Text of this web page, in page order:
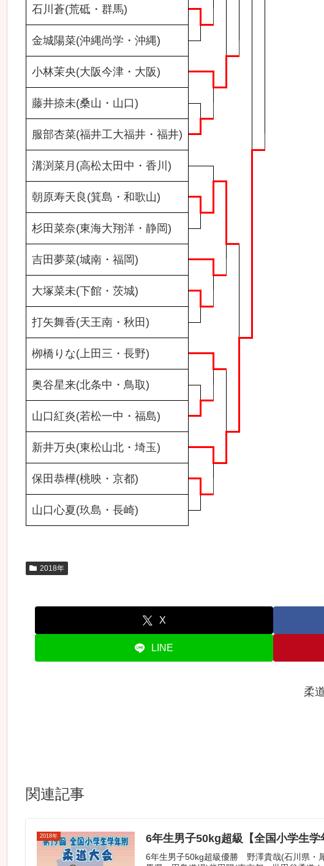
石川蒼(荒砥・群馬)
金城陽菜(沖縄尚学・沖縄)
小林茉央(大阪今津・大阪)
藤井捺未(桑山・山口)
服部杏菜(福井工大福井・福井)
溝渕菜月(高松太田中・香川)
朝原寿天良(箕島・和歌山)
杉田菜奈(東海大翔洋・静岡)
吉田夢菜(城南・福岡)
大塚菜未(下館・茨城)
打矢舞香(天王南・秋田)
栁橋りな(上田三・長野)
奥谷星来(北条中・鳥取)
山口紅炎(若松一中・福島)
新井万央(東松山北・埼玉)
保田恭樺(桃映・京都)
山口心夏(玖島・長崎)
2018年
X
LINE
柔
関連記事
2018年 6年生男子50kg超級【全国小学生学
6年生男子50kg超級優勝 野澤貴哉(石川県